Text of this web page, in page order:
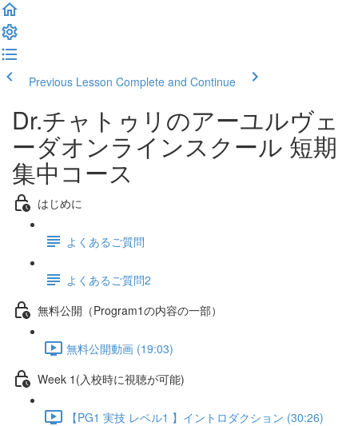
Previous Lesson Complete and Continue
Dr.チャトゥリのアーユルヴェ
ーダオンラインスクール 短期
集中コース
はじめに
よくあるご質問
よくあるご質問2
無料公開（Program1の内容の一部）
無料公開動画 (19:03)
Week 1(入校時に視聴が可能)
【PG1 実技 レベル1 】イントロダクション (30:26)